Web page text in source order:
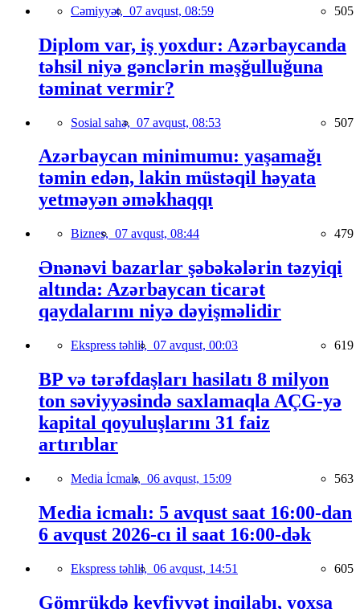
Cəmiyyət, 07 avqust, 08:59 505
Diplom var, iş yoxdur: Azərbaycanda
təhsil niyə gənclərin məşğulluğuna
təminat vermir?
Sosial sahə, 07 avqust, 08:53 507
Azərbaycan minimumu: yaşamağı
təmin edən, lakin müstəqil həyata
yetməyən əməkhaqqı
Biznes, 07 avqust, 08:44 479
Ənənəvi bazarlar şəbəkələrin təzyiqi
altında: Azərbaycan ticarət
qaydalarını niyə dəyişməlidir
Ekspress təhlil, 07 avqust, 00:03 619
BP və tərəfdaşları hasilatı 8 milyon
ton səviyyəsində saxlamaqla AÇG-yə
kapital qoyuluşlarını 31 faiz
artırıblar
Media İcmalı, 06 avqust, 15:09 563
Media icmalı: 5 avqust saat 16:00-dan
6 avqust 2026-cı il saat 16:00-dək
Ekspress təhlil, 06 avqust, 14:51 605
Gömrükdə keyfiyyət inqilabı, yoxsa